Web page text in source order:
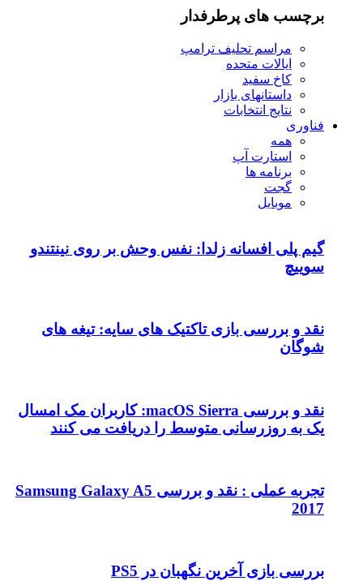
برچسب های پرطرفدار
مراسم تحلیف ترامپ
ایالات متحده
کاخ سفید
داستانهای بازار
نتایج انتخابات
فناوری
همه
استارت آپ
برنامه ها
گجت
موبایل
گیم پلی افسانه زلدا: نفس وحش بر روی نینتندو
سوییچ
نقد و بررسی بازی تاکتیک های سایه: تیغه های
شوگان
نقد و بررسی macOS Sierra: کاربران مک امسال
یک به روزرسانی متوسط را دریافت می کنند
تجربه عملی : نقد و بررسی Samsung Galaxy A5
2017
بررسی بازی آخرین نگهبان در PS5